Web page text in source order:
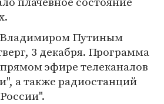
Путиным
3 декабря. Программа
эфире телеканалов
а также радиостанций